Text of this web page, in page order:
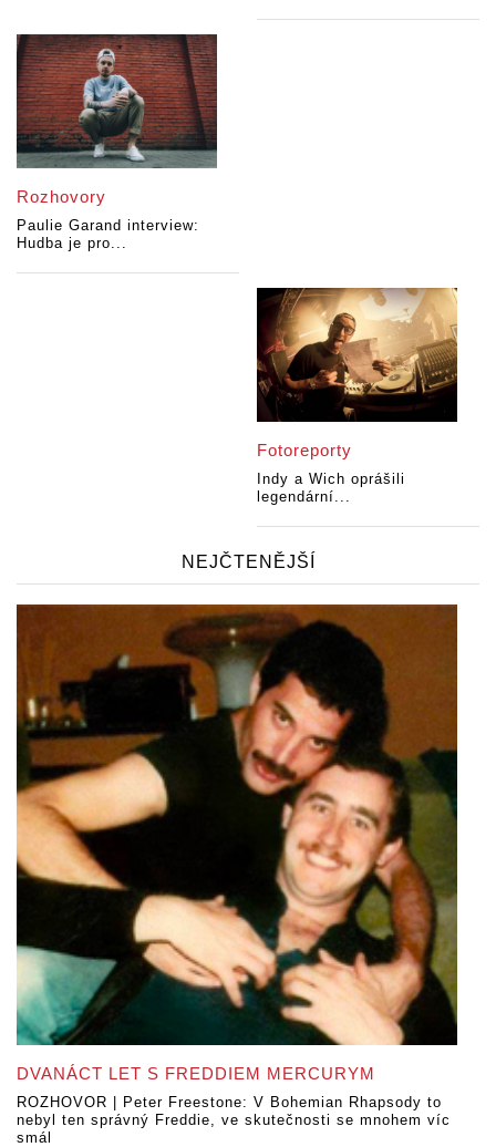
Rozhovory
Paulie Garand interview:
Hudba je pro...
Fotoreporty
Indy a Wich oprášili
legendární...
NEJČTENĚJŠÍ
DVANÁCT LET S FREDDIEM MERCURYM
ROZHOVOR | Peter Freestone: V Bohemian Rhapsody to
nebyl ten správný Freddie, ve skutečnosti se mnohem víc
smál